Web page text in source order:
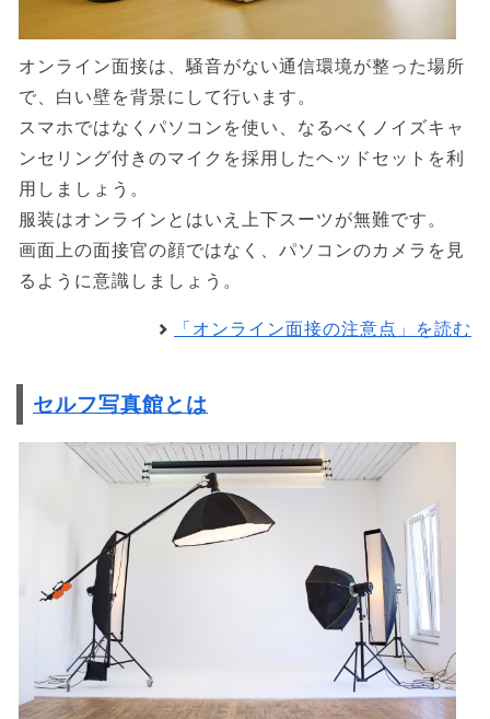
オンライン面接は、騒音がない通信環境が整った場所
で、白い壁を背景にして行います。
スマホではなくパソコンを使い、なるべくノイズキャ
ンセリング付きのマイクを採用したヘッドセットを利
用しましょう。
服装はオンラインとはいえ上下スーツが無難です。
画面上の面接官の顔ではなく、パソコンのカメラを見
るように意識しましょう。
「オンライン面接の注意点」を読む
セルフ写真館とは